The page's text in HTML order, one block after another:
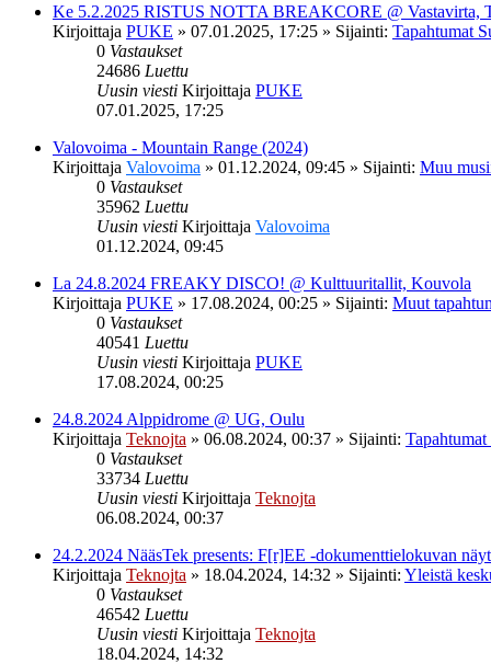
Ke 5.2.2025 RISTUS NOTTA BREAKCORE @ Vastavirta,
Kirjoittaja PUKE » 07.01.2025, 17:25 » Sijainti: Tapahtumat
0 Vastaukset
24686 Luettu
Uusin viesti Kirjoittaja PUKE
07.01.2025, 17:25
Valovoima - Mountain Range (2024)
Kirjoittaja Valovoima » 01.12.2024, 09:45 » Sijainti: Muu
0 Vastaukset
35962 Luettu
Uusin viesti Kirjoittaja Valovoima
01.12.2024, 09:45
La 24.8.2024 FREAKY DISCO! @ Kulttuuritallit, Kouvola
Kirjoittaja PUKE » 17.08.2024, 00:25 » Sijainti: Muut
0 Vastaukset
40541 Luettu
Uusin viesti Kirjoittaja PUKE
17.08.2024, 00:25
24.8.2024 Alppidrome @ UG, Oulu
Kirjoittaja Teknojta » 06.08.2024, 00:37 » Sijainti: Tapahtumat
0 Vastaukset
33734 Luettu
Uusin viesti Kirjoittaja Teknojta
06.08.2024, 00:37
24.2.2024 NääsTek presents: F[r]EE -dokumenttielokuvan
Kirjoittaja Teknojta » 18.04.2024, 14:32 » Sijainti: Yleistä
0 Vastaukset
46542 Luettu
Uusin viesti Kirjoittaja Teknojta
18.04.2024, 14:32